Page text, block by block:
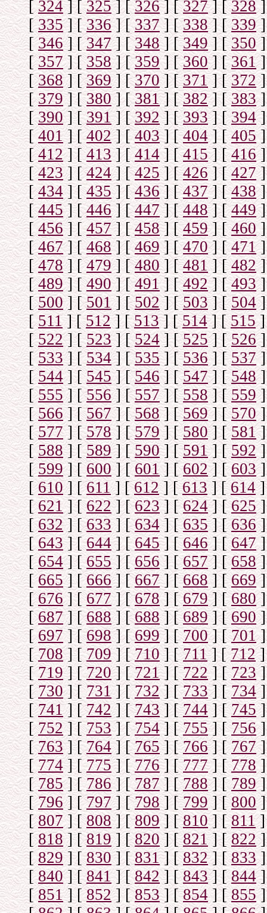
[324] [325] [326] [327] [328]
[335] [336] [337] [338] [339]
[346] [347] [348] [349] [ 350]
[357] [358] [359] [360] [361]
[368] [369] [370] [371] [372]
[379] [380] [381] [382] [383]
[390] [391] [392] [393] [394]
[401] [402] [403] [404] [405]
[412] [413] [414] [415] [416]
[423] [424] [425] [426] [427]
[434] [435] [436] [437] [438]
[445] [446] [447] [448] [449]
[ 456] [457] [458] [459] [460]
[467] [468] [469] [470] [471]
[478] [479] [480] [481] [482]
[489] [490] [491] [492] [493]
[500] [501] [502] [503] [504]
[511] [512] [513] [514] [515]
[522] [523] [524] [525] [526]
[533] [534] [535] [536] [ 537]
[544] [545] [546] [547] [548]
[555] [556] [557] [558] [559]
[566] [567] [568] [569] [570]
[577] [578] [579] [580] [581]
[588] [589] [590] [591] [592]
[599] [600] [ 601] [602] [603]
[610] [611] [612] [613] [614]
[621] [622] [623] [624] [625]
[632] [633] [634] [635] [636]
[643] [644] [645] [646] [647]
[654] [655] [656] [657] [658]
[665] [666] [667] [668] [669]
[676] [677] [678] [679] [680]
[687] [688] [688] [689] [690]
[697] [698] [699] [700] [701]
[708] [709] [710] [711] [712]
[719] [720] [721] [722] [723]
[730] [731] [732] [733] [734]
[741] [742] [743] [744] [745]
[752] [753] [754] [755] [756]
[763] [764] [765] [766] [767]
[ 774] [775] [776] [777] [778]
[785] [786] [787] [788] [789]
[796] [797] [798] [799] [ 800]
[807] [808] [809] [810] [811]
[818] [819] [820] [821] [822]
[829] [830] [831] [832] [833]
[840] [841] [842] [843] [844]
[851] [852] [853] [854] [ 855]